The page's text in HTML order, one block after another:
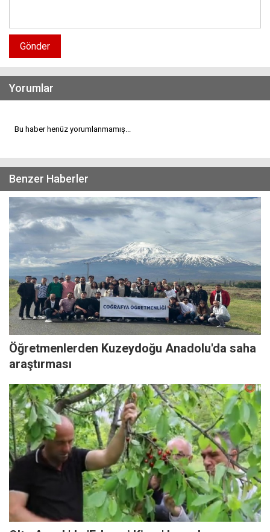
Gönder
Yorumlar
Bu haber henüz yorumlanmamış...
Benzer Haberler
Öğretmenlerden Kuzeydoğu Anadolu'da saha
araştırması